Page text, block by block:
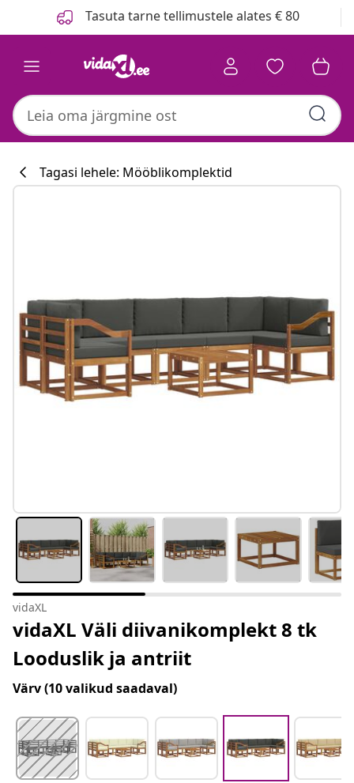
Tasuta tarne tellimustele alates € 80
#sharemevidaxl
Tagasi lehele: Mööblikomplektid
vidaXL
vidaXL Väli diivanikomplekt 8 tk
Looduslik ja antriit
Värv(10 valikud saadaval)